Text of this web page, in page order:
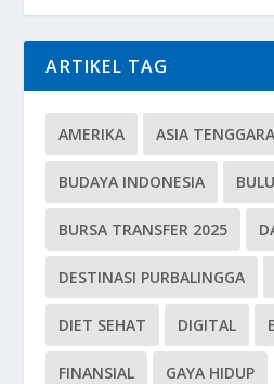
ARTIKEL TAG
AMERIKA ASIA TENGGARA
BUDAYA INDONESIA
BURSA TRANSFER 2025
DESTINASI PURBALINGGA
DIET SEHAT DIGITAL
FINANSIAL GAYA HIDUP